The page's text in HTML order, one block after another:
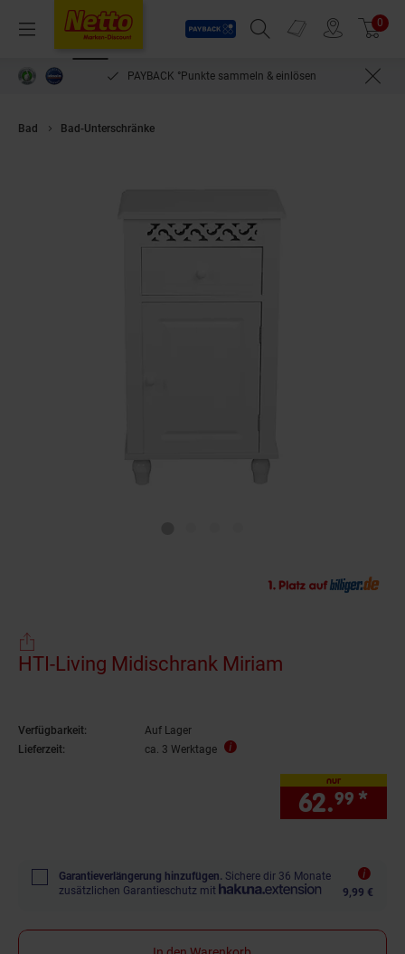
Menü
Payback
Suchfeld einblenden
Prospekte 0
PAYBACK °Punkte sammeln & einlösen
Bad Bad-Unterschränke
HTI-Living Midischrank Miriam
Verfügbarkeit:
Auf Lager
Lieferzeit:
ca. 3 Werktage
nur
62.99 *
Garantieverlängerung hinzufügen. Sichere dir 36 Monate
zusätzlichen Garantieschutz mit
9,99 €